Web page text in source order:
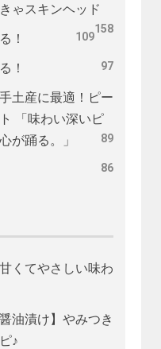
ゃスキンヘッド
158
！ 109
！ 97
土産に最適！ピー
「味わい深いピ
が踊る。」
89
86
くてやさしい味わ
油漬け】やみつき
♪